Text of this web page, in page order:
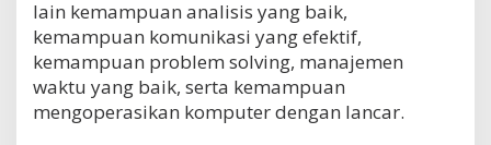
lain kemampuan analisis yang baik,
kemampuan komunikasi yang efektif,
kemampuan problem solving, manajemen
waktu yang baik, serta kemampuan
mengoperasikan komputer dengan lancar.